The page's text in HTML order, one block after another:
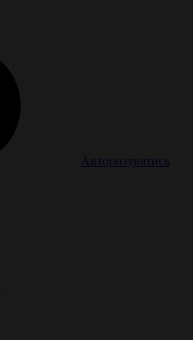
Авторизуватись